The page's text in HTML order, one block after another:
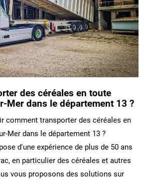
des céréales en toute
Mer dans le département 13 ?
comment transporter des céréales en
Mer dans le département 13 ?
d'une expérience de plus de 50 ans
en particulier des céréales et autres
vous proposons des solutions sur